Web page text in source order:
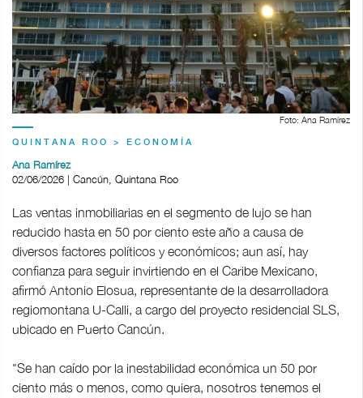
Foto: Ana Ramírez
QUINTANA ROO > ECONOMÍA
Ana Ramírez
02/06/2026 | Cancún, Quintana Roo
Las ventas inmobiliarias en el segmento de lujo se han
reducido hasta en 50 por ciento este año a causa de
diversos factores políticos y económicos; aun así, hay
confianza para seguir invirtiendo en el Caribe Mexicano,
afirmó Antonio Elosua, representante de la desarrolladora
regiomontana U-Calli, a cargo del proyecto residencial SLS,
ubicado en Puerto Cancún.
"Se han caído por la inestabilidad económica un 50 por
ciento más o menos, como quiera, nosotros tenemos el